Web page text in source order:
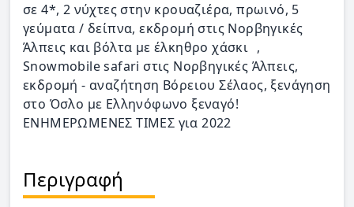
σε 4*, 2 νύχτες στην κρουαζιέρα, πρωινό, 5
γεύματα / δείπνα, εκδρομή στις Νορβηγικές
Άλπεις και βόλτα με έλκηθρο χάσκι ,
Snowmobile safari στις Νορβηγικές Άλπεις,
εκδρομή - αναζήτηση Βόρειου Σέλαoς, ξενάγηση
στο Όσλο με Ελληνόφωνο ξεναγό!
ΕΝΗΜΕΡΩΜΕΝΕΣ ΤΙΜΕΣ για 2022
Περιγραφή